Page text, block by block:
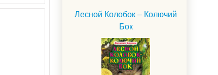
Лесной Колобок – Колючий
Бок